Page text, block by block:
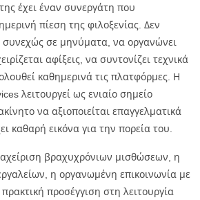
έχει έναν συνεργάτη που
πίεση της φιλοξενίας. Δεν
συνεχώς σε μηνύματα, να οργανώνει
αφίξεις, να συντονίζει τεχνικά
καθημερινά τις πλατφόρμες. Η
λειτουργεί ως ενιαίο σημείο
να αξιοποιείται επαγγελματικά
καθαρή εικόνα για την πορεία του.
βραχυχρόνιων μισθώσεων, η
η οργανωμένη επικοινωνία με
προσέγγιση στη λειτουργία